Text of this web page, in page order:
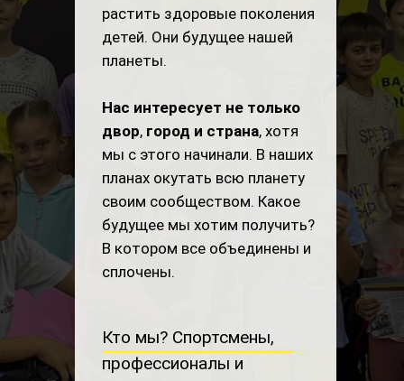
Кто мы? Спортсмены,
профессионалы и
растить здоровые поколения
детей. Они будущее нашей
планеты.
Нас интересует не только
двор, город и страна, хотя
мы с этого начинали. В наших
планах окутать всю планету
своим сообществом. Какое
будущее мы хотим получить?
В котором все объединены и
сплочены.